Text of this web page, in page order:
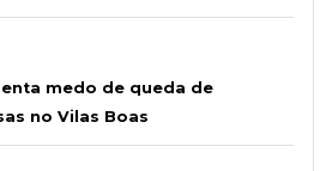
medo de queda de
no Vilas Boas